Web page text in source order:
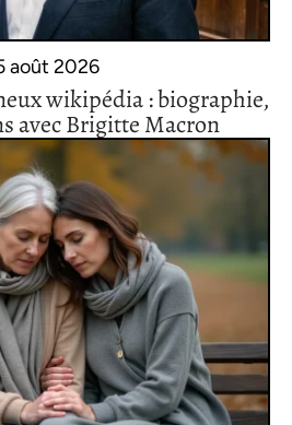
août 2026
wikipédia : biographie,
avec Brigitte Macron